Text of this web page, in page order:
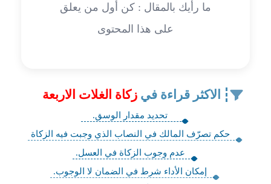
ما رأيك بالمقال : كن أول من يعلق
على هذا المحتوى
الاكثر قراءة في زكاة الغلات الاربعة
تحديد مقدار الوسق.
حكم تصرّف المالك في النصاب الذي وجبت فيه الزكاة‌
عدم وجوب الزكاة في العسل.
إمكان الأداء شرط في الضمان لا الوجوب‌.